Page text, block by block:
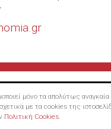
μόνο τα απολύτως αναγκαία
με τα cookies της
Πολιτική Cookies